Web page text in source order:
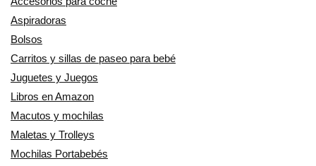
Aspiradoras
Bolsos
Carritos y sillas de paseo para bebé
Juguetes y Juegos
Libros en Amazon
Macutos y mochilas
Maletas y Trolleys
Mochilas Portabebés